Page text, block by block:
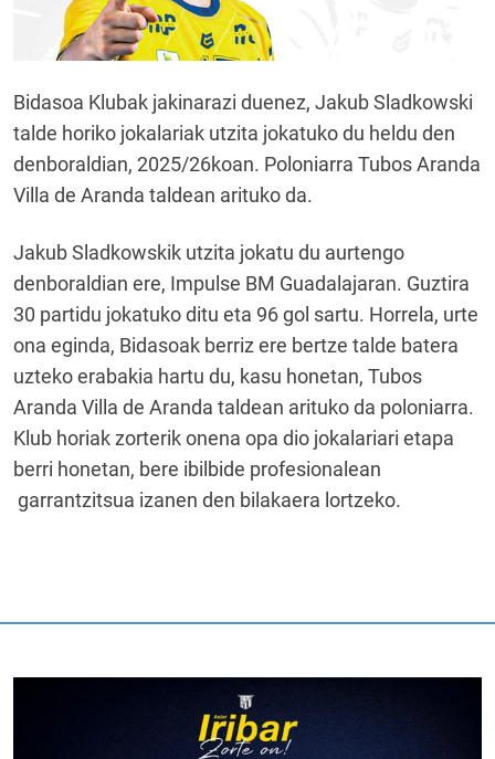
Bidasoa Klubak jakinarazi duenez, Jakub Sladkowski
talde horiko jokalariak utzita jokatuko du heldu den
denboraldian, 2025/26koan. Poloniarra Tubos Aranda
Villa de Aranda taldean arituko da.
Jakub Sladkowskik utzita jokatu du aurtengo
denboraldian ere, Impulse BM Guadalajaran. Guztira
30 partidu jokatuko ditu eta 96 gol sartu. Horrela, urte
ona eginda, Bidasoak berriz ere bertze talde batera
uzteko erabakia hartu du, kasu honetan, Tubos
Aranda Villa de Aranda taldean arituko da poloniarra.
Klub horiak zorterik onena opa dio jokalariari etapa
berri honetan, bere ibilbide profesionalean
garrantzitsua izanen den bilakaera lortzeko.